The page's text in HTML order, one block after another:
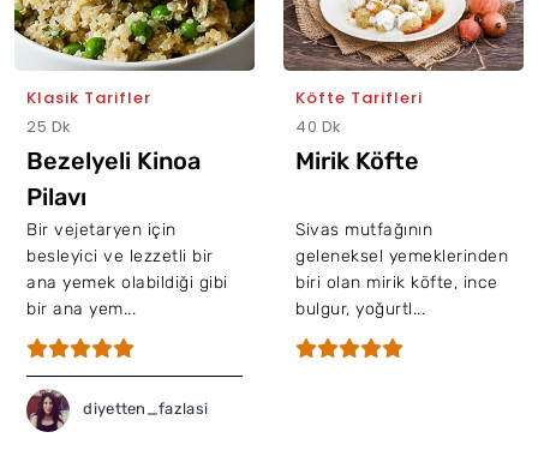
Klasik Tarifler
25 Dk
Bezelyeli Kinoa
Pilavı
Bir vejetaryen için
besleyici ve lezzetli bir
ana yemek olabildiği gibi
bir ana yem...
diyetten_fazlasi
Köfte Tarifleri
40 Dk
Mirik Köfte
Sivas mutfağının
geleneksel yemeklerinden
biri olan mirik köfte, ince
bulgur, yoğurtl...